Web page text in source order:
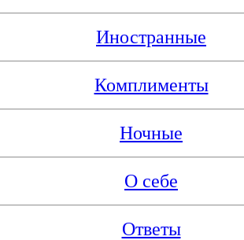
Иностранные
Комплименты
Ночные
О себе
Ответы